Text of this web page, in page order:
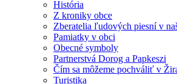
História
Z kroniky obce
Zberatelia ľudových piesní v
Pamiatky v obci
Obecné symboly
Partnerstvá Dorog a Papkeszi
Čím sa môžeme pochváliť v
Turistika